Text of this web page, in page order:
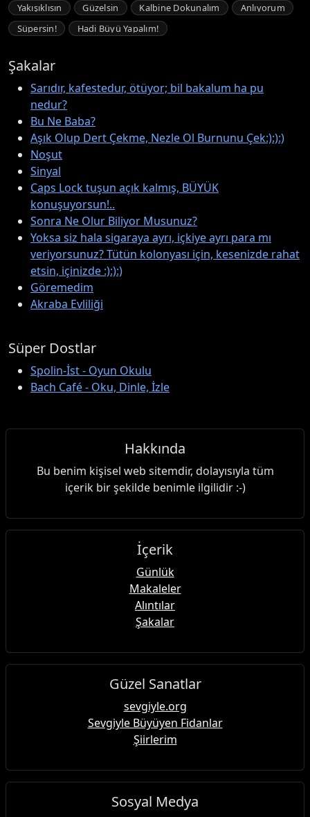
Yakışıklısın
Güzelsin Kalbine Dokunalım
Anlıyorum
Süpersin!
Hadi Büyü Yapalım!
Şakalar
Sarıdır, kafestedur, ötüyor; bil bakalum ha pu
nedur?
Bu Ne Baba?
Aşık Olup Dert Çekme, Nezle Ol Burnunu Çek:):):)
Noşut
Sinyal
Caps Lock tuşun açık kalmış, BÜYÜK
konuşuyorsun!..
Sonra Ne Olur Biliyor Musunuz?
Yoksa siz hala sigaraya ayrı, içkiye ayrı para mı
veriyorsunuz? Tütün kolonyası için, kesenizde rahat
etsin, içinizde :):):)
Göremedim
Akraba Evliliği
Süper Dostlar
Spolin-İst - Oyun Okulu
Bach Café - Oku, Dinle, İzle
Hakkında
Bu benim kişisel web sitemdir, dolayısıyla tüm
içerik bir şekilde benimle ilgilidir :-)
İçerik
Günlük
Makaleler
Alıntılar
Şakalar
Güzel Sanatlar
sevgiyle.org
Sevgiyle Büyüyen Fidanlar
Şiirlerim
Sosyal Medya